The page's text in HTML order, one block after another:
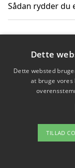
Sådan rydder
Om /
Dette
Dette websted
at bruge vores
TILLAD